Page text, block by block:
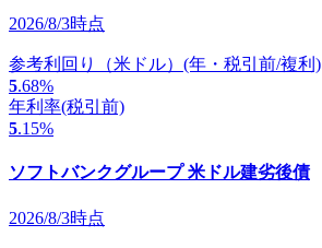
2026/8/3時点
参考利回り（米ドル） (年・税引前/複利)
5.68%
年利率(税引前)
5.15%
ソフトバンクグループ 米ドル建劣後債
2026/8/3時点